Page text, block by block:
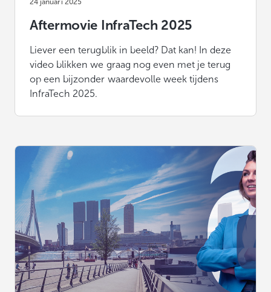
24 januari 2025
Aftermovie InfraTech 2025
Liever een terugblik in beeld? Dat kan! In deze
video blikken we graag nog even met je terug
op een bijzonder waardevolle week tijdens
InfraTech 2025.